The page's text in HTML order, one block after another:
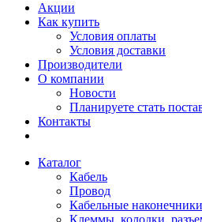
Акции
Как купить
Условия оплаты
Условия доставки
Производители
О компании
Новости
Планируете стать
Контакты
Каталог
Кабель
Провод
Кабельные наконечники
Клеммы, колодки,